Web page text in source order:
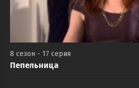
8 сезон - 17 серия
Пепельница